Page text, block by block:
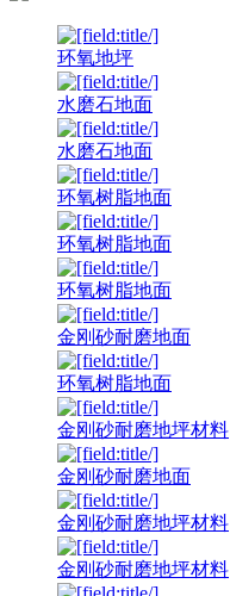
环氧地坪
水磨石地面
水磨石地面
环氧树脂地面
环氧树脂地面
环氧树脂地面
金刚砂耐磨地面
环氧树脂地面
金刚砂耐磨地坪材料
金刚砂耐磨地面
金刚砂耐磨地坪材料
金刚砂耐磨地坪材料